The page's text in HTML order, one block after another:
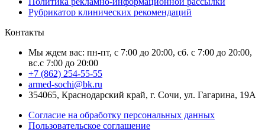
Рубрикатор клинических рекомендаций
Контакты
Мы ждем вас: пн-пт, с 7:00 до 20:00, сб. с 7:00 до 20:00,
вс.с 7:00 до 20:00
+7 (862) 254-55-55
armed-sochi@bk.ru
354065, Краснодарский край, г. Сочи, ул. Гагарина, 19А
Согласие на обработку персональных данных
Пользовательское соглашение